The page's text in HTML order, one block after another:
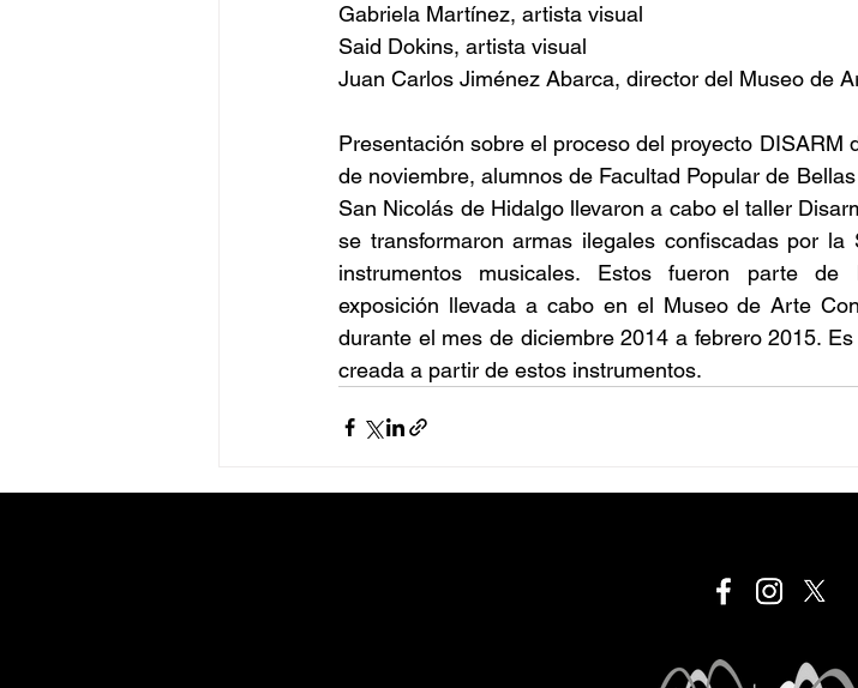
Gabriela Martínez, artista visual
Said Dokins, artista visual
Juan Carlos Jiménez Abarca, director del Museo de
Presentación sobre el proceso del proyecto DISARM
de noviembre, alumnos de Facultad Popular de
San Nicolás de Hidalgo llevaron a cabo el taller
se transformaron armas ilegales confiscadas por
instrumentos musicales. Estos fueron parte de
exposición llevada a cabo en el Museo de Arte
durante el mes de diciembre 2014 a febrero 2015.
creada a partir de estos instrumentos.